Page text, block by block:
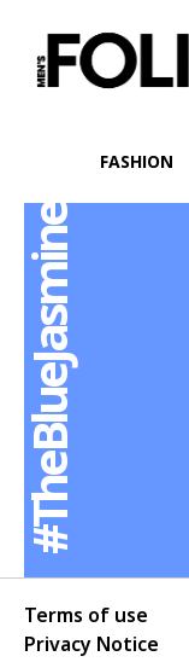
FASHION
#TheBlueJasmine
Terms of use
Privacy Notice